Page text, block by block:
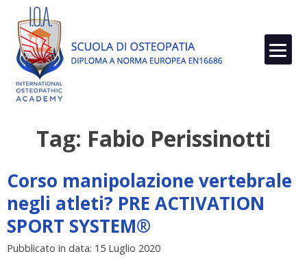
content
Tag: Fabio Perissinotti
Corso manipolazione vertebrale
negli atleti? PRE ACTIVATION
SPORT SYSTEM®
Pubblicato in data: 15 Luglio 2020